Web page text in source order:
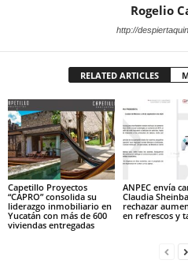
Rogelio
http://
RELATED ARTICLES
Capetillo Proyectos
“CAPRO” consolida su
liderazgo inmobiliario en
Yucatán con más de 600
viviendas entregadas
ANPEC envía
Claudia
rechazar
en refrescos y